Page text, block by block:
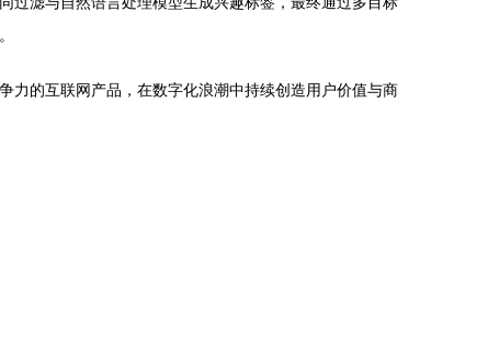
力的互联网产品，在数字化浪潮中持续创造用户价值与商